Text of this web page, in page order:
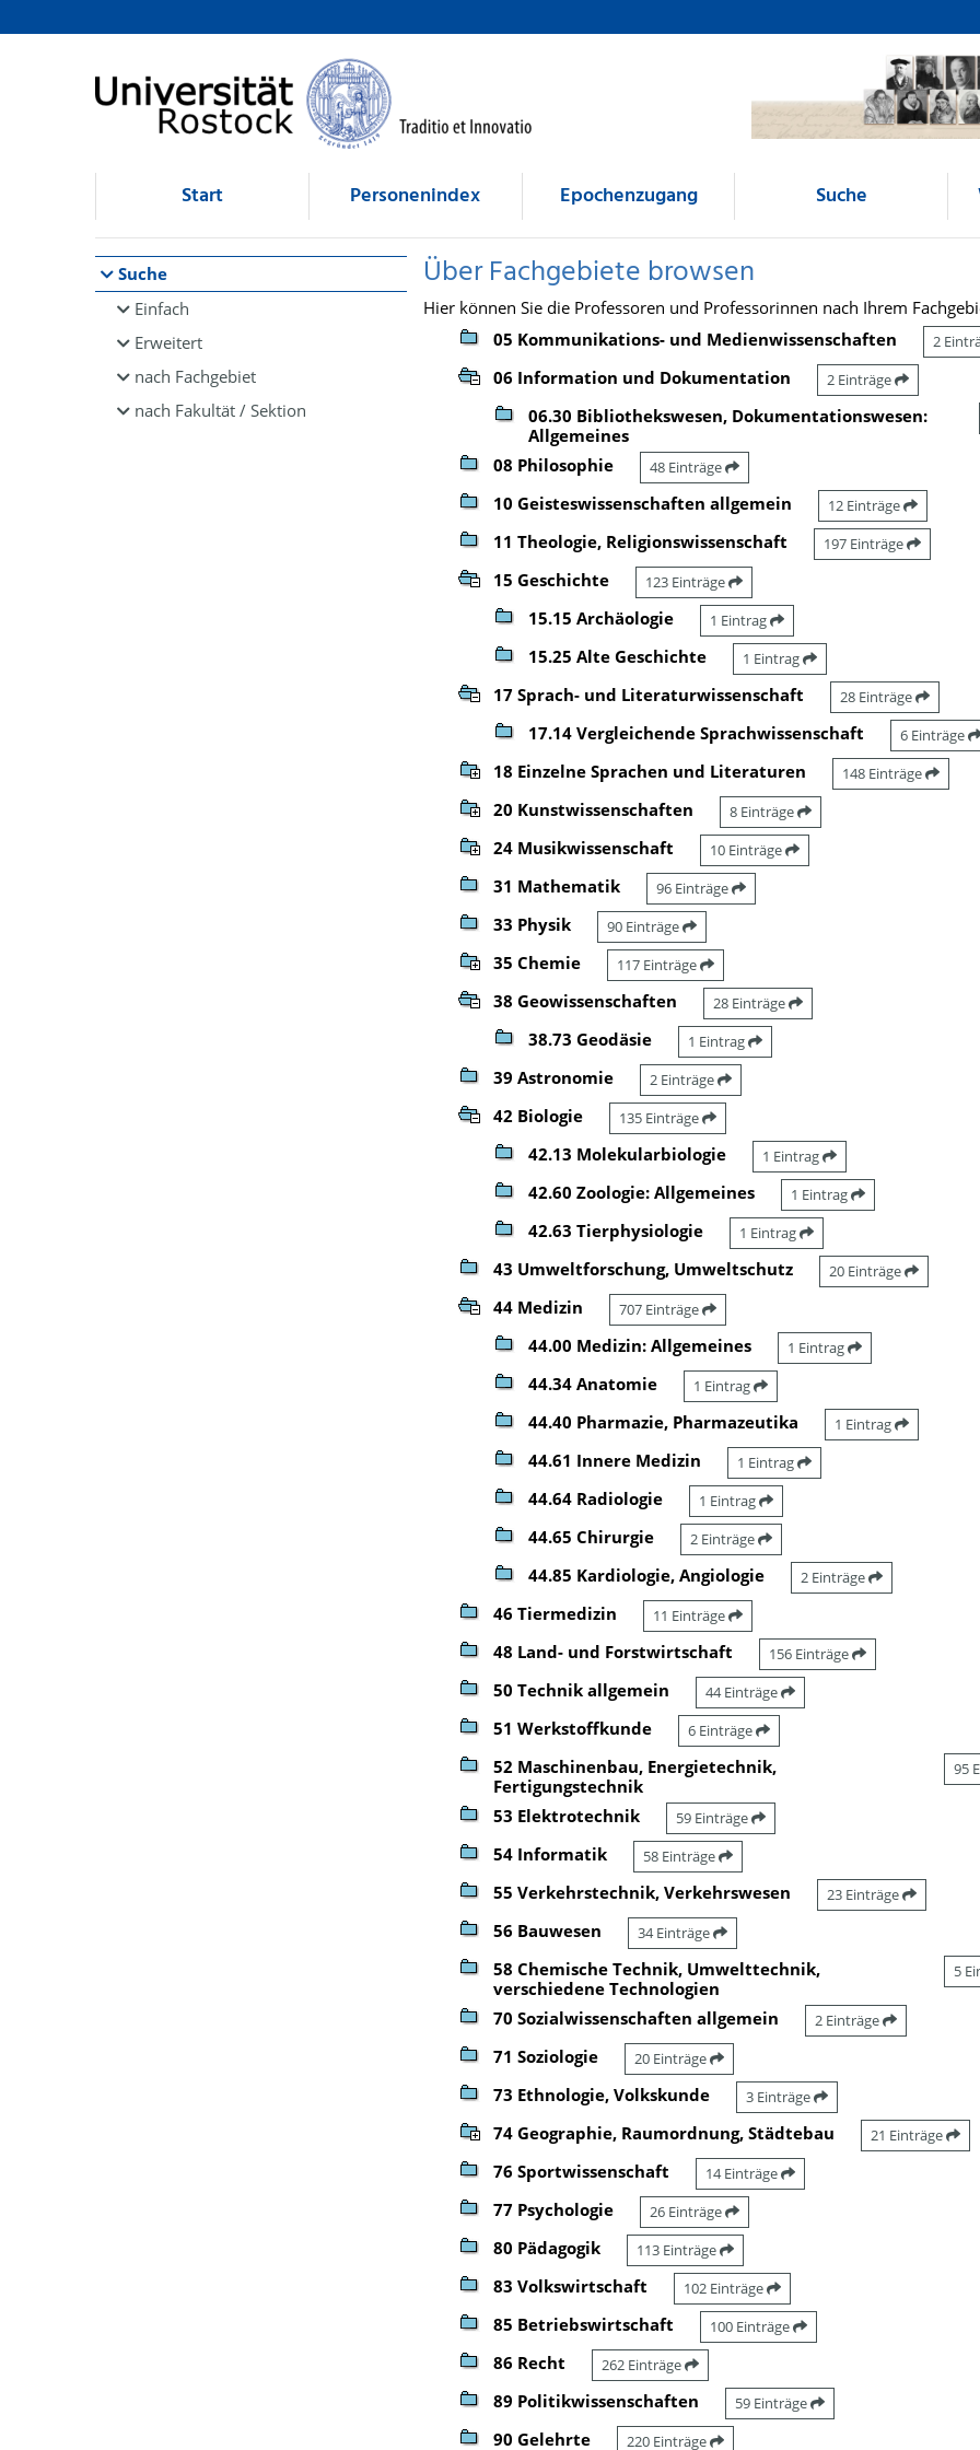
Browsen
direkt zum Inhalt
Start Personenindex Epochenzugang Suche
Suche
Einfach
Erweitert
nach Fachgebiet
nach Fakultät / Sektion
Über Fachgebiete browsen
Hier können Sie die Professoren und Professorinnen nach Ihrem
05 Kommunikations- und Medienwissenschaften
2
06 Information und Dokumentation 2 Einträge
06.30 Bibliothekswesen, Dokumentationswesen:
Allgemeines
08 Philosophie 48 Einträge
10 Geisteswissenschaften allgemein 12 Einträge
11 Theologie, Religionswissenschaft 197 Einträge
15 Geschichte 123 Einträge
15.15 Archäologie 1 Eintrag
15.25 Alte Geschichte 1 Eintrag
17 Sprach- und Literaturwissenschaft 28 Einträge
17.14 Vergleichende Sprachwissenschaft 6 Einträge
18 Einzelne Sprachen und Literaturen 148 Einträge
20 Kunstwissenschaften 8 Einträge
24 Musikwissenschaft 10 Einträge
31 Mathematik 96 Einträge
33 Physik 90 Einträge
35 Chemie 117 Einträge
38 Geowissenschaften 28 Einträge
38.73 Geodäsie 1 Eintrag
39 Astronomie 2 Einträge
42 Biologie 135 Einträge
42.13 Molekularbiologie 1 Eintrag
42.60 Zoologie: Allgemeines 1 Eintrag
42.63 Tierphysiologie 1 Eintrag
43 Umweltforschung, Umweltschutz 20 Einträge
44 Medizin 707 Einträge
44.00 Medizin: Allgemeines 1 Eintrag
44.34 Anatomie 1 Eintrag
44.40 Pharmazie, Pharmazeutika 1 Eintrag
44.61 Innere Medizin 1 Eintrag
44.64 Radiologie 1 Eintrag
44.65 Chirurgie 2 Einträge
44.85 Kardiologie, Angiologie 2 Einträge
46 Tiermedizin 11 Einträge
48 Land- und Forstwirtschaft 156 Einträge
50 Technik allgemein 44 Einträge
51 Werkstoffkunde 6 Einträge
52 Maschinenbau, Energietechnik,
Fertigungstechnik
95
53 Elektrotechnik 59 Einträge
54 Informatik 58 Einträge
55 Verkehrstechnik, Verkehrswesen 23 Einträge
56 Bauwesen 34 Einträge
58 Chemische Technik, Umwelttechnik,
verschiedene Technologien
5
70 Sozialwissenschaften allgemein 2 Einträge
71 Soziologie 20 Einträge
73 Ethnologie, Volkskunde 3 Einträge
74 Geographie, Raumordnung, Städtebau 21 Einträge
76 Sportwissenschaft 14 Einträge
77 Psychologie 26 Einträge
80 Pädagogik 113 Einträge
83 Volkswirtschaft 102 Einträge
85 Betriebswirtschaft 100 Einträge
86 Recht 262 Einträge
89 Politikwissenschaften 59 Einträge
90 Gelehrte 220 Einträge